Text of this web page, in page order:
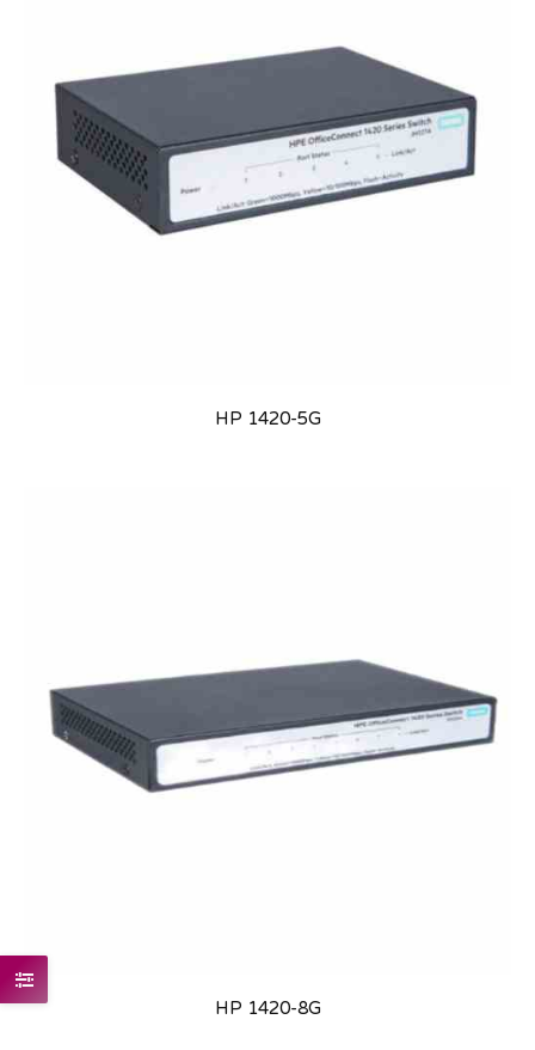
HP 1420-5G
HP 1420-8G